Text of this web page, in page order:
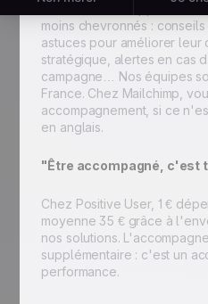
font tout autant appel à
moins chevronnés :
astuces pour améliorer leur
stratégique, alertes en cas
campagne… Nos équipes
France. Chez Mailchimp,
accompagnement, si ce
en anglais.
"Être accompagné, c'est
Chez Positive User, 1 €
moyenne 35 € grâce à
nos solutions.
supplémentaire : c'est un
performance.